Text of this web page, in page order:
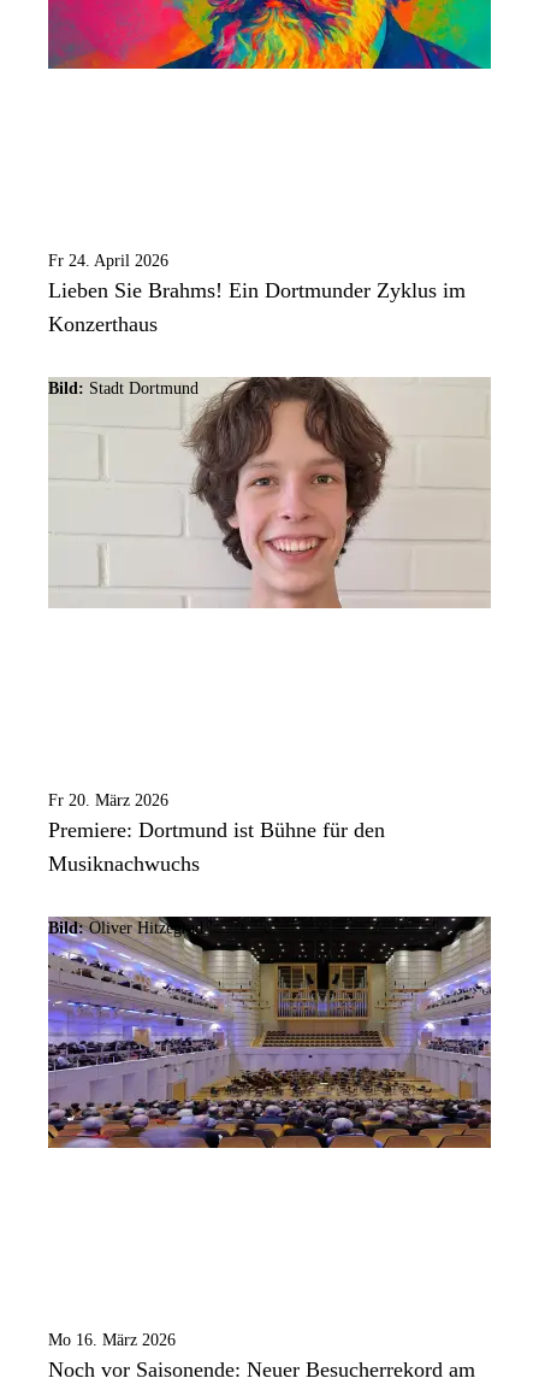
Fr 24. April 2026
Lieben Sie Brahms! Ein Dortmunder Zyklus im
Konzerthaus
Bild: Stadt Dortmund
Fr 20. März 2026
Premiere: Dortmund ist Bühne für den
Musiknachwuchs
Bild: Oliver Hitzegrad
Mo 16. März 2026
Noch vor Saisonende: Neuer Besucherrekord am